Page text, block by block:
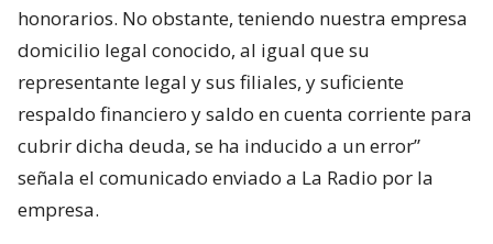
honorarios. No obstante, teniendo nuestra empresa
domicilio legal conocido, al igual que su
representante legal y sus filiales, y suficiente
respaldo financiero y saldo en cuenta corriente para
cubrir dicha deuda, se ha inducido a un error”
señala el comunicado enviado a La Radio por la
empresa.